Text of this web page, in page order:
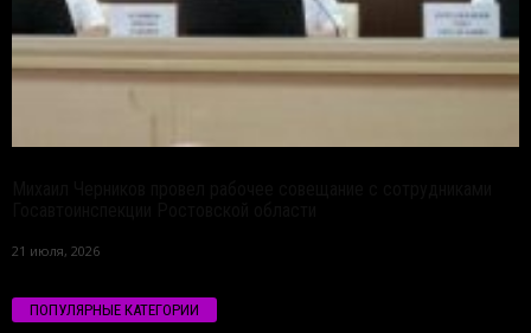
21 июля, 2026
ПОПУЛЯРНЫЕ КАТЕГОРИИ